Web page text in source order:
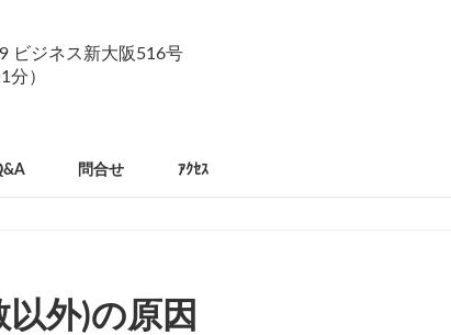
ビジネス新大阪516号
分）
問合せ ｱｸｾｽ
外)の原因